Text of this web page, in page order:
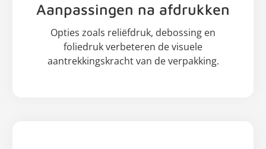
Aanpassingen na afdrukken
Opties zoals reliëfdruk, debossing en
foliedruk verbeteren de visuele
aantrekkingskracht van de verpakking.